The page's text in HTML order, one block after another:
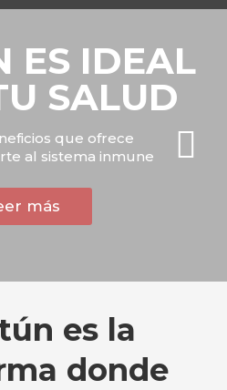
ES IDEAL
U SALUD
neficios que ofrece
rte al sistema inmune
es la
donde